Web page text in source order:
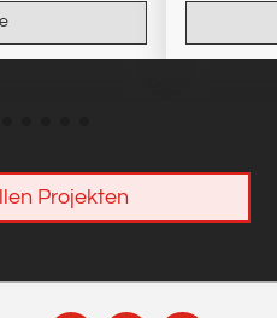
Projekten